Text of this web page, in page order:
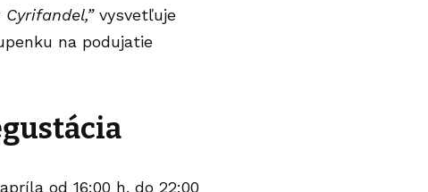
vysvetľuje
na podujatie
od 16:00 h. do 22:00